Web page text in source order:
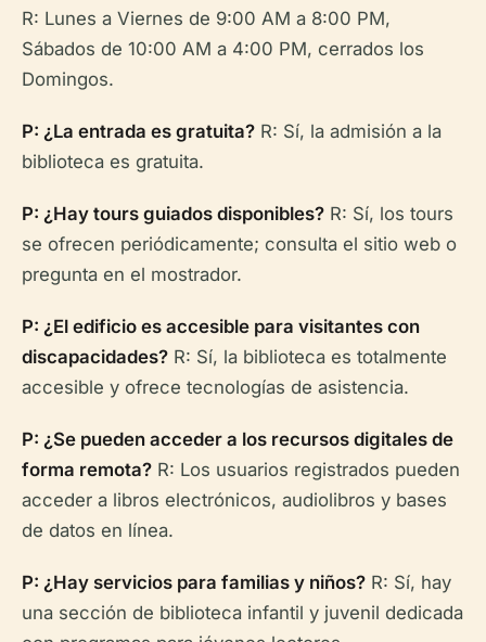
R: Lunes a Viernes de 9:00 AM a 8:00 PM,
Sábados de 10:00 AM a 4:00 PM, cerrados los
Domingos.
P: ¿La entrada es gratuita? R: Sí, la admisión a la
biblioteca es gratuita.
P: ¿Hay tours guiados disponibles? R: Sí, los tours
se ofrecen periódicamente; consulta el sitio web o
pregunta en el mostrador.
P: ¿El edificio es accesible para visitantes con
discapacidades? R: Sí, la biblioteca es totalmente
accesible y ofrece tecnologías de asistencia.
P: ¿Se pueden acceder a los recursos digitales de
forma remota? R: Los usuarios registrados pueden
acceder a libros electrónicos, audiolibros y bases
de datos en línea.
P: ¿Hay servicios para familias y niños? R: Sí, hay
una sección de biblioteca infantil y juvenil dedicada